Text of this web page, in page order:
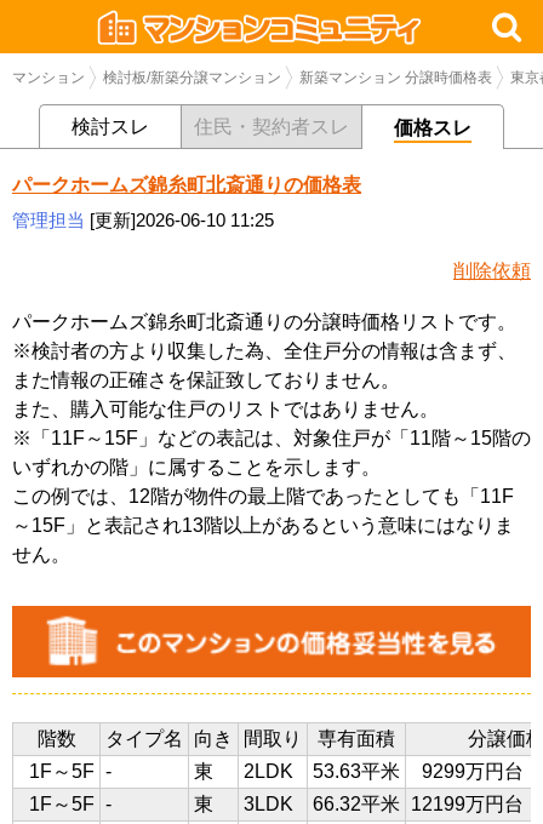
マンション 検討板/新築分譲マンション 新築マンション 分譲時価格表 東京
検討スレ 住民・契約者スレ 価格スレ
パークホームズ錦糸町北斎通りの価格表
管理担当 [更新]2026-06-10 11:25
削除依頼
パークホームズ錦糸町北斎通りの分譲時価格リストです。
※検討者の方より収集した為、全住戸分の情報は含まず、
また情報の正確さを保証致しておりません。
また、購入可能な住戸のリストではありません。
※「11F～15F」などの表記は、対象住戸が「11階～15階の
いずれかの階」に属することを示します。
この例では、12階が物件の最上階であったとしても「11F
～15F」と表記され13階以上があるという意味にはなりま
せん。
階数 タイプ名 向き 間取り 専有面積
分譲価
1F～5F - 東 2LDK 53.63平米
9299万円台
1F～5F - 東 3LDK 66.32平米 12199万円台